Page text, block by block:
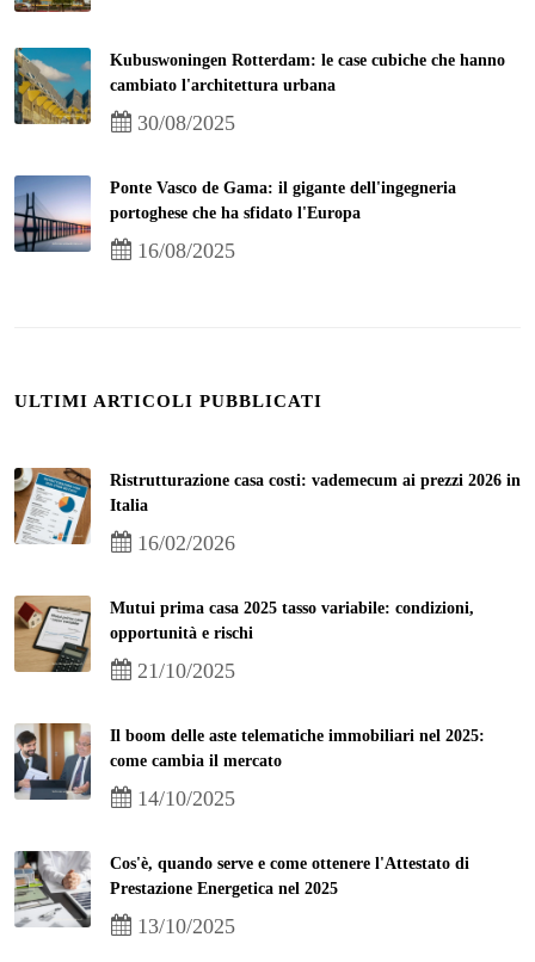
Kubuswoningen Rotterdam: le case cubiche che hanno
cambiato l'architettura urbana
30/08/2025
Ponte Vasco de Gama: il gigante dell'ingegneria
portoghese che ha sfidato l'Europa
16/08/2025
ULTIMI ARTICOLI PUBBLICATI
Ristrutturazione casa costi: vademecum ai prezzi 2026 in
Italia
16/02/2026
Mutui prima casa 2025 tasso variabile: condizioni,
opportunità e rischi
21/10/2025
Il boom delle aste telematiche immobiliari nel 2025:
come cambia il mercato
14/10/2025
Cos'è, quando serve e come ottenere l'Attestato di
Prestazione Energetica nel 2025
13/10/2025